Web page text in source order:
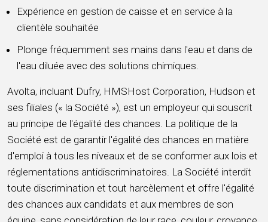
Expérience en gestion de caisse et en service à la
clientèle souhaitée
Plonge fréquemment ses mains dans l'eau et dans de
l'eau diluée avec des solutions chimiques.
Avolta, incluant Dufry, HMSHost Corporation, Hudson et
ses filiales (« la Société »), est un employeur qui souscrit
au principe de l'égalité des chances. La politique de la
Société est de garantir l'égalité des chances en matière
d'emploi à tous les niveaux et de se conformer aux lois et
réglementations antidiscriminatoires. La Société interdit
toute discrimination et tout harcèlement et offre l'égalité
des chances aux candidats et aux membres de son